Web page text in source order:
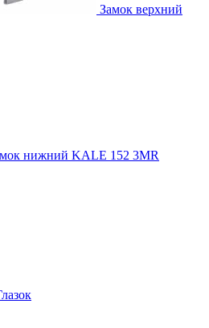
Замок верхний
нижний KALE 152 3MR